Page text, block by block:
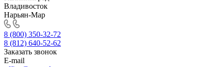
Владивосток
Нарьян-Мар
8 (800) 350-32-72
8 (812) 640-52-62
Заказать звонок
E-mail